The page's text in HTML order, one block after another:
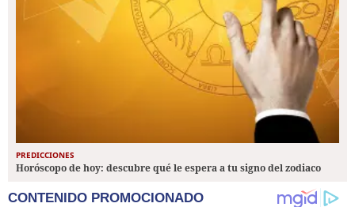
PREDICCIONES
Horóscopo de hoy: descubre qué le espera a tu signo del zodiaco
CONTENIDO PROMOCIONADO